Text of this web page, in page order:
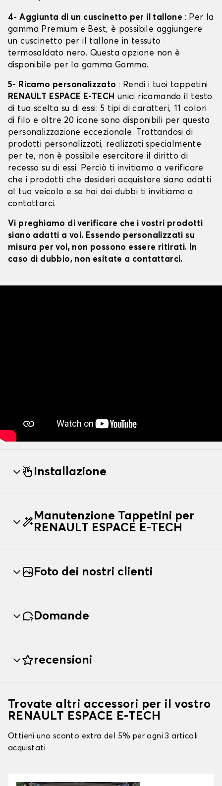
4- Aggiunta di un cuscinetto per il tallone : Per la
gamma Premium e Best, è possibile aggiungere
un cuscinetto per il tallone in tessuto
termosaldato nero. Questa opzione non è
disponibile per la gamma Gomma.
5- Ricamo personalizzato : Rendi i tuoi tappetini
RENAULT ESPACE E-TECH unici ricamando il testo
di tua scelta su di essi: 5 tipi di caratteri, 11 colori
di filo e oltre 20 icone sono disponibili per questa
personalizzazione eccezionale. Trattandosi di
prodotti personalizzati, realizzati specialmente
per te, non è possibile esercitare il diritto di
recesso su di essi. Perciò ti invitiamo a verificare
che i prodotti che desideri acquistare siano adatti
al tuo veicolo e se hai dei dubbi ti invitiamo a
contattarci.
Vi preghiamo di verificare che i vostri prodotti
siano adatti a voi. Essendo personalizzati su
misura per voi, non possono essere ritirati. In
caso di dubbio, non esitate a contattarci.
Installazione
Manutenzione Tappetini per
RENAULT ESPACE E-TECH
Foto dei nostri clienti
Domande
recensioni
Trovate altri accessori per il vostro
RENAULT ESPACE E-TECH
Ottieni uno sconto extra del 5% per ogni 3 articoli
acquistati